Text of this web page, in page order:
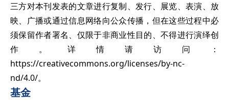
三方对本刊发表的文章进行复制、发行、展览、表演、放
映、广播或通过信息网络向公众传播，但在这些过程中必
须保留作者署名、仅限于非商业性目的、不得进行演绎创
作。详情请访问：
https://creativecommons.org/licenses/by-nc-
nd/4.0/。
基金